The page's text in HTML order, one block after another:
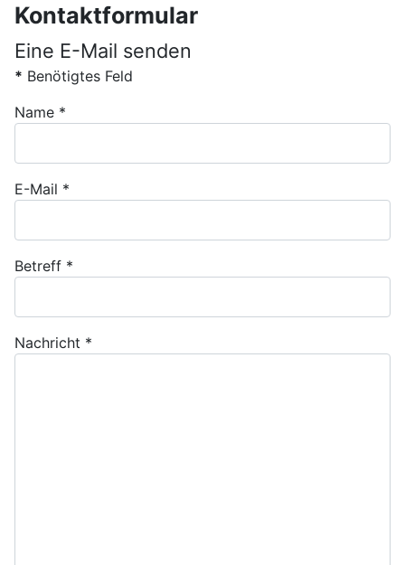
Kontaktformular
Eine E-Mail senden
* Benötigtes Feld
Name *
E-Mail *
Betreff *
Nachricht *